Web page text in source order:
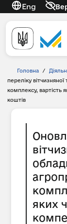
Eng
Головна /
переліку
комплексу, вартість
коштів
яких